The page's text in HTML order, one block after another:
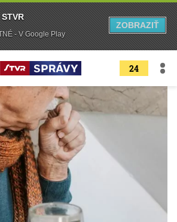
24
- V Google Play
ZOBRAZIŤ